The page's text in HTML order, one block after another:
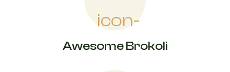
Awesome Brokoli